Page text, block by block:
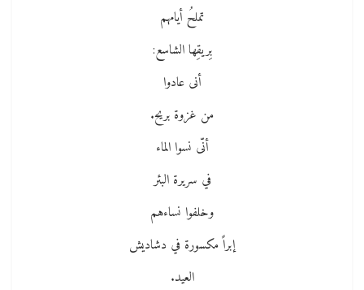
تملحُ أيامهم
بِريقِها الشاسع:
أنى عادوا
من غزوة بريح.
أنّى نسوا الماء
في سريرة البئر
وخلفوا نساءهم
إبراً مكسورة في دشاديش
العيد.